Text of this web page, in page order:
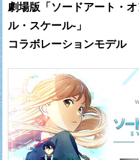
劇場版「ソードアート・
ル・スケール-」
コラボレーションモデル